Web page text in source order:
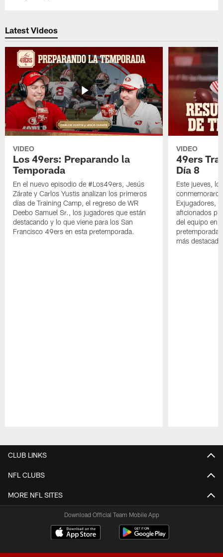
Latest Videos
VIDEO
Los 49ers: Preparando la
Temporada
En el nuevo episodio de #Los49ers, Jesús
Zárate y Carlos Yustis analizan los primeros
días de Training Camp, el regreso de WR
Deebo Samuel Sr., los jugadores que están
destacando y lo que viene para los San
Francisco 49ers en esta pretemporada.
VIDEO
49ers
Día 8
Este jueves,
Exjugadores,
aficionados
del equipo en
pretemporada
más
CLUB LINKS
NFL CLUBS
MORE NFL SITES
Download Official Team Mobile App